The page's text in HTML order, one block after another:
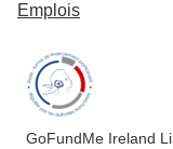
Emplois
GoFundMe Ireland